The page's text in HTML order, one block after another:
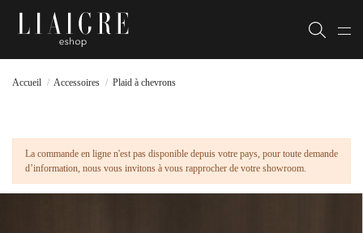
Accueil Accessoires Plaid à chevrons
La commande en ligne n'est pas disponible depuis votre pays, pour toute demande
d’information, nous vous invitons à vous rapprocher de votre showroom.